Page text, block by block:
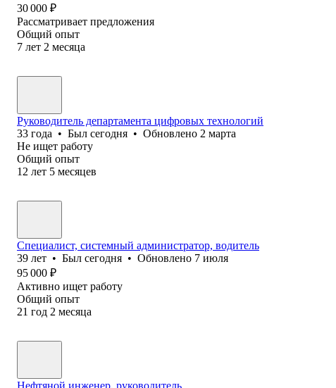
30 000 ₽
Рассматривает предложения
Общий опыт
7 лет 2 месяца
Руководитель департамента цифровых технологий
33 года • Был сегодня • Обновлено 2 марта
Не ищет работу
Общий опыт
12 лет 5 месяцев
Специалист, системный администратор, водитель
39 лет • Был сегодня • Обновлено 7 июля
95 000 ₽
Активно ищет работу
Общий опыт
21 год 2 месяца
Нефтяной инженер, руководитель